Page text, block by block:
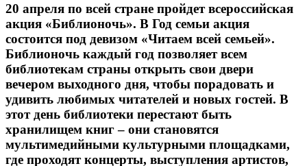
20 апреля по всей стране пройдет всероссийская
акция «Библионочь». В Год семьи акция
состоится под девизом «Читаем всей семьей».
Библионочь каждый год позволяет всем
библиотекам страны открыть свои двери
вечером выходного дня, чтобы порадовать и
удивить любимых читателей и новых гостей. В
этот день библиотеки перестают быть
хранилищем книг – они становятся
мультимедийными культурными площадками,
где проходят концерты, выступления артистов,